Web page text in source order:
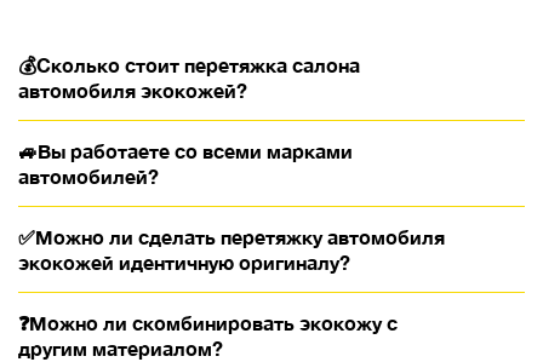
💰Сколько стоит перетяжка салона
автомобиля экокожей?
🚙Вы работаете со всеми марками
автомобилей?
✅Можно ли сделать перетяжку автомобиля
экокожей идентичную оригиналу?
❓Можно ли скомбинировать экокожу с
другим материалом?